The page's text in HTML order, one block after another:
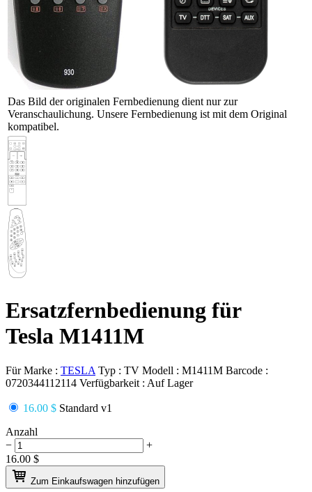
Das Bild der originalen Fernbedienung dient nur zur
Veranschaulichung. Unsere Fernbedienung ist mit dem Original
kompatibel.
Ersatzfernbedienung für
Tesla M1411M
Für Marke : TESLA Typ : TV Modell : M1411M Barcode :
0720344112114 Verfügbarkeit : Auf Lager
16.00 $ Standard v1
Anzahl
−
+
16.00 $
Zum Einkaufswagen hinzufügen